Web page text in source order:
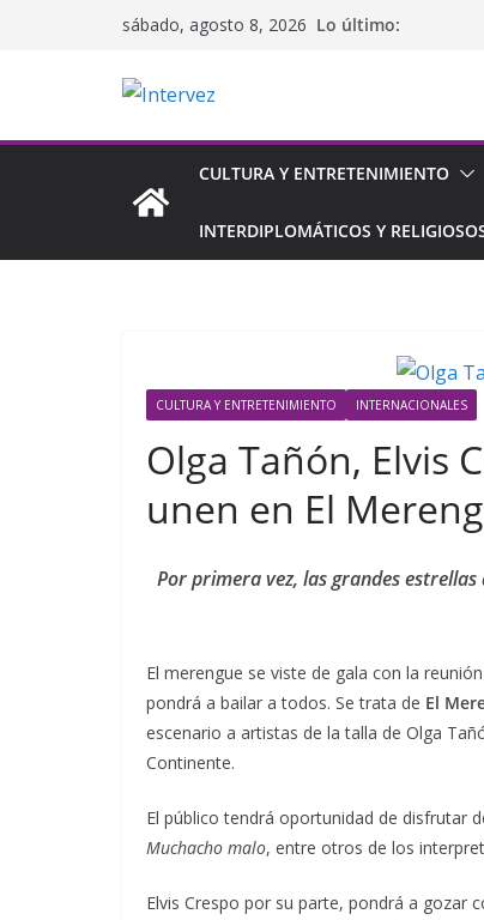
sábado, agosto 8, 2026 Lo último:
CULTURA Y ENTRETENIMIENTO
INTERDIPLOMÁTICOS Y
CULTURA Y ENTRETENIMIENTO INTERNACIONALES
Olga Tañón, Elvis
unen en El
Por primera vez, las grandes
El merengue se viste de gala con la
pondrá a bailar a todos. Se trata de El
escenario a artistas de la talla de Olga
Continente.
El público tendrá oportunidad de disfrutar
Muchacho malo, entre otros de los
Elvis Crespo por su parte, pondrá a gozar